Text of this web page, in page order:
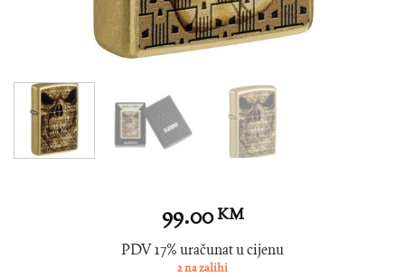
99.00KM
PDV 17% uračunat u cijenu
2 na zalihi